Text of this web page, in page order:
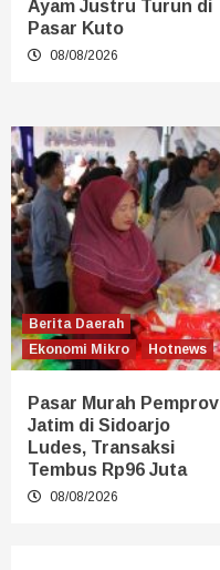
Ayam Justru Turun di
Pasar Kuto
08/08/2026
Berita Daerah
Ekonomi Mikro
Hotnews
Pasar Murah Pemprov
Jatim di Sidoarjo
Ludes, Transaksi
Tembus Rp96 Juta
08/08/2026